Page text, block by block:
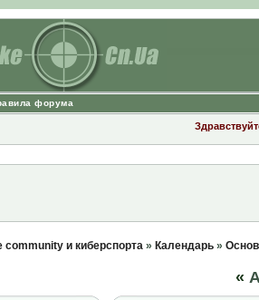
форума
и киберспорта» Календарь»
«